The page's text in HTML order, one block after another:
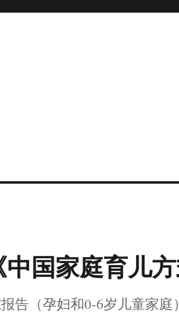
国家庭育儿方
告（孕妇和0-6岁儿童家庭